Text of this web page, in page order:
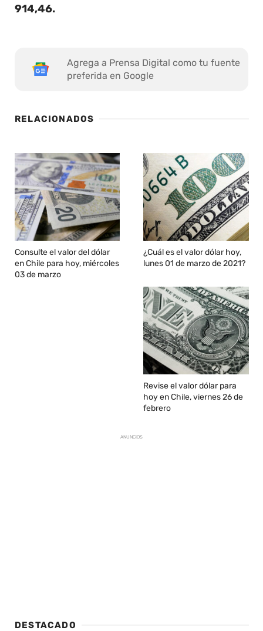
914,46.
Agrega a Prensa Digital como tu fuente
preferida en Google
RELACIONADOS
Consulte el valor del dólar
en Chile para hoy, miércoles
03 de marzo
¿Cuál es el valor dólar hoy,
lunes 01 de marzo de 2021?
Revise el valor dólar para
hoy en Chile, viernes 26 de
febrero
ANUNCIOS
DESTACADO